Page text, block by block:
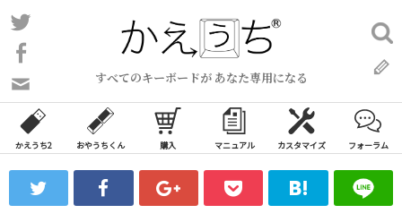
コ
ン
ン
ツ
ス
ッ
すべてのキーボードが あなた専用になる
い
合
わ
フ
ォ
検
索:
かえうち2 おやうちくん 購入 マニュアル カスタマイズ フォーラム